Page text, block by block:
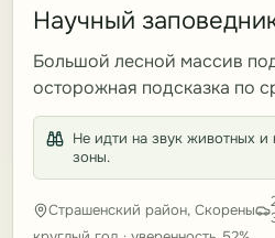
Научный
Большой лесной массив
осторожная подсказка по
Не идти на звук животных и
зоны.
Страшенский район, Скорены